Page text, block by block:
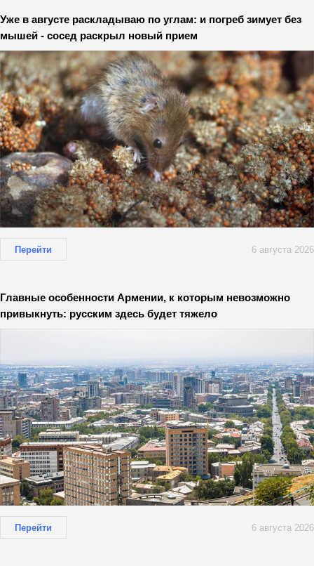
Уже в августе раскладываю по углам: и погреб зимует без
мышей - сосед раскрыл новый прием
Перейти 6 августа 2026
Главные особенности Армении, к которым невозможно
привыкнуть: русским здесь будет тяжело
Перейти 6 августа 2026